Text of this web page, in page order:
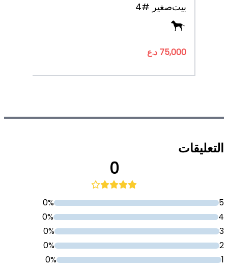
بيتصغير #4
75,000 د.ع
التعليقات
0
5
0%
4
0%
3
0%
2
0%
1
0%